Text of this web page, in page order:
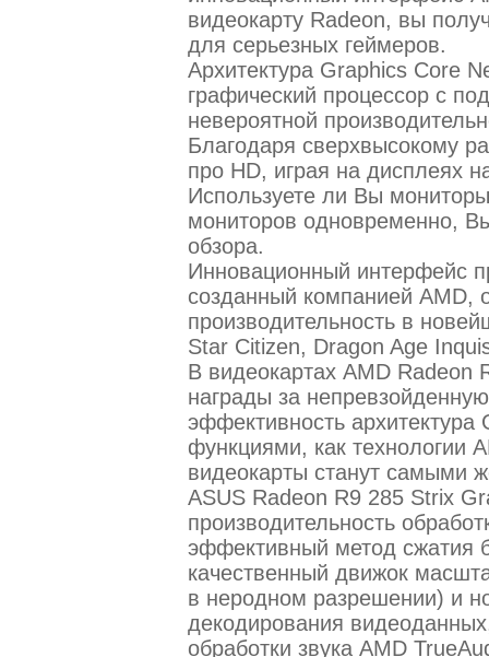
видеокарту Radeon, вы
для серьезных геймеров.
Архитектура Graphics Core
графический процессор с
невероятной
Благодаря сверхвысокому
про HD, играя на дисплеях
Используете ли Вы
мониторов одновременно,
обзора.
Инновационный интерфейс
созданный компанией AMD,
производительность в
Star Citizen, Dragon Age
В видеокартах AMD Radeon
награды за
эффективность
функциями, как технологии
видеокарты станут самыми
ASUS Radeon R9 285 Strix
производительность
эффективный метод сжатия
качественный движок
в неродном разрешении) и
декодирования
обработки звука AMD